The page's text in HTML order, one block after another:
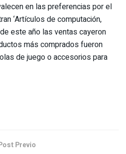
en las preferencias por el
‘Artículos de computación,
este año las ventas cayeron
más comprados fueron
de juego o accesorios para
Previo